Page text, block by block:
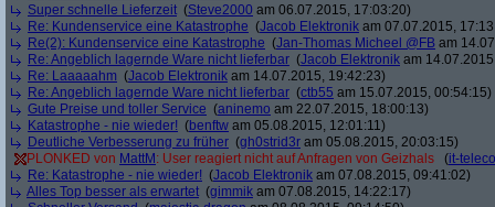
Super schnelle Lieferzeit (Steve2000 am 06.07.2015, 17:03:20)
Re: Kundenservice eine Katastrophe (Jacob Elektronik am 07.07.2015,
Re(2): Kundenservice eine Katastrophe (Jan-Thomas Micheel @FB am
Re: Angeblich lagernde Ware nicht lieferbar (Jacob Elektronik am
Re: Laaaaahm (Jacob Elektronik am 14.07.2015, 19:42:23)
Re: Angeblich lagernde Ware nicht lieferbar (ctb55 am 15.07.2015, 00:54:15)
Gute Preise und toller Service (aninemo am 22.07.2015, 18:00:13)
Katastrophe - nie wieder! (benftw am 05.08.2015, 12:01:11)
Deutliche Verbesserung zu früher (gh0strid3r am 05.08.2015, 20:03:15)
PLONKED von MattM : User reagiert nicht auf Anfragen von Geizhals (it-
Re: Katastrophe - nie wieder! (Jacob Elektronik am 07.08.2015, 09:41:02)
Alles Top besser als erwartet (gimmik am 07.08.2015, 14:22:17)